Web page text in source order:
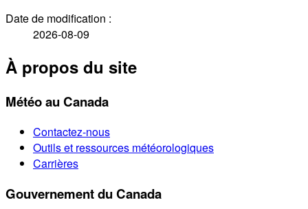
Date de modification :
2026-08-09
À propos du site
Météo au Canada
Contactez-nous
Outils et ressources météorologiques
Carrières
Gouvernement du Canada